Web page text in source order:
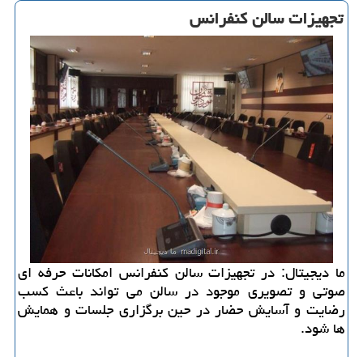
تجهیزات سالن كنفرانس
ما دیجیتال: در تجهیزات سالن كنفرانس امكانات حرفه ای
صوتی و تصویری موجود در سالن می تواند باعث كسب
رضایت و آسایش حضار در حین برگزاری جلسات و همایش
ها شود.